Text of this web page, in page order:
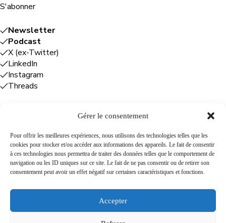
Gérer le consentement
Pour offrir les meilleures expériences, nous utilisons des technologies telles que les
cookies pour stocker et/ou accéder aux informations des appareils. Le fait de consentir
à ces technologies nous permettra de traiter des données telles que le comportement de
navigation ou les ID uniques sur ce site. Le fait de ne pas consentir ou de retirer son
consentement peut avoir un effet négatif sur certaines caractéristiques et fonctions.
Accepter
S'abonner
Newsletter
Podcast
X (ex-Twitter)
LinkedIn
Instagram
Threads
Plume Caraïbe: conseil éditorial +
rédaction
Foodîles Agency: lab + média + événement
Cuisines mobiles